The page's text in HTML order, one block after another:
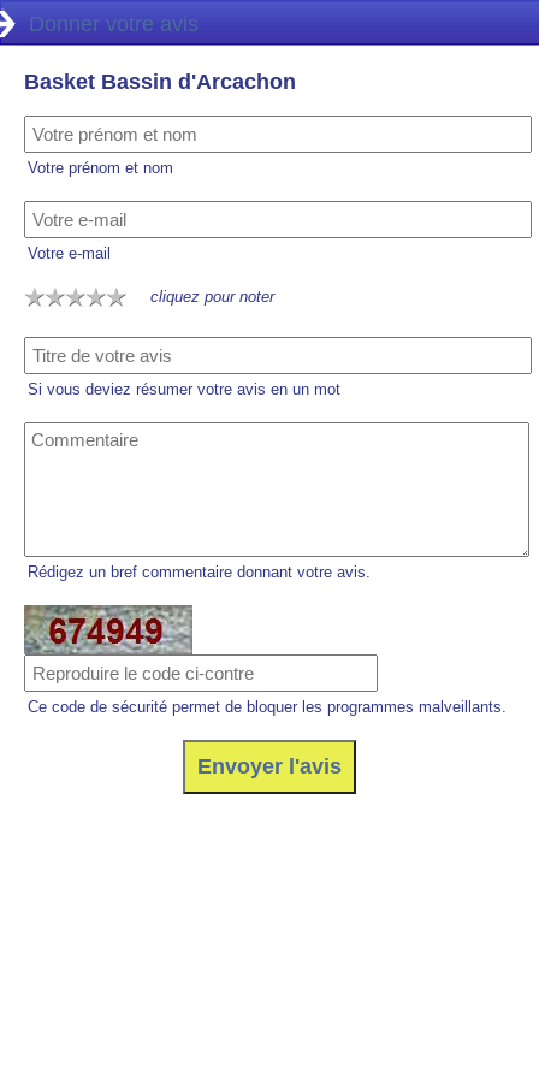
Donner votre avis
Basket Bassin d'Arcachon
Votre prénom et nom
Votre e-mail
cliquez pour noter
Si vous deviez résumer votre avis en un mot
Rédigez un bref commentaire donnant votre avis.
Ce code de sécurité permet de bloquer les programmes malveillants.